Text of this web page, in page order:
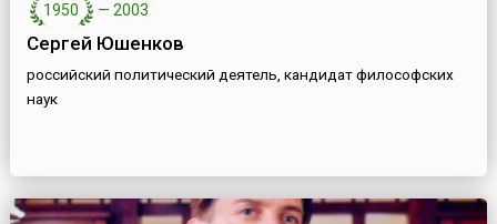
1950 — 2003
Сергей Юшенков
российский политический деятель, кандидат философских
наук